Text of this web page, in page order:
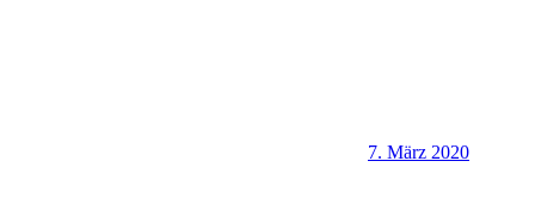
7. März 2020